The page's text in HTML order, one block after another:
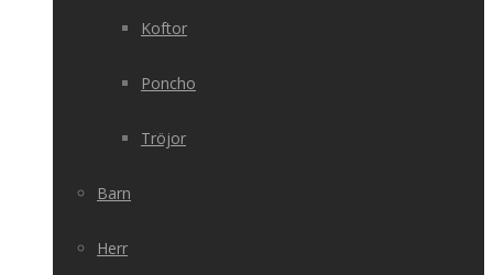
Koftor
Poncho
Tröjor
Barn
Herr